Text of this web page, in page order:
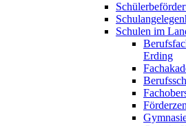
Schulen im
Erding